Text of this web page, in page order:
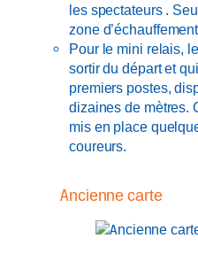
les spectateurs .
zone
Pour le mini relais,
sortir du départ et
premiers postes,
dizaines de mètres.
mis en place
coureurs.
Ancienne carte